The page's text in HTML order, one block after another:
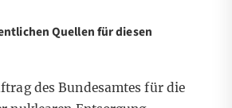
Quellen für diesen
des Bundesamtes für die